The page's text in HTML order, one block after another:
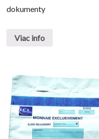
dokumenty
Viac info